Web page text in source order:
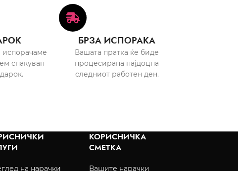
спакуван
БРЗА ИСПОРАКА
Вашата пратка ќе биде
процесирана најдоцна
следниот работен ден.
на нарачки
КОРИСНИЧКА
СМЕТКА
Вашите нарачки